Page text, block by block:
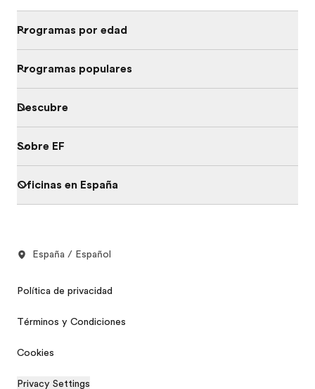
Programas por edad
Programas populares
Descubre
Sobre EF
Oficinas en España
España / Español
Política de privacidad
Términos y Condiciones
Cookies
Privacy Settings